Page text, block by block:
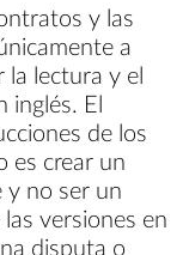
y las
a
la lectura y el
inglés. El
de los
es crear un
no ser un
versiones en
disputa o